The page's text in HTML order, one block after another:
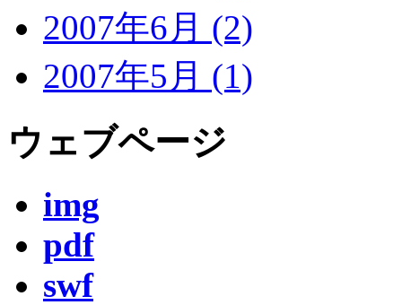
2007年6月 (2)
2007年5月 (1)
ウェブページ
img
pdf
swf